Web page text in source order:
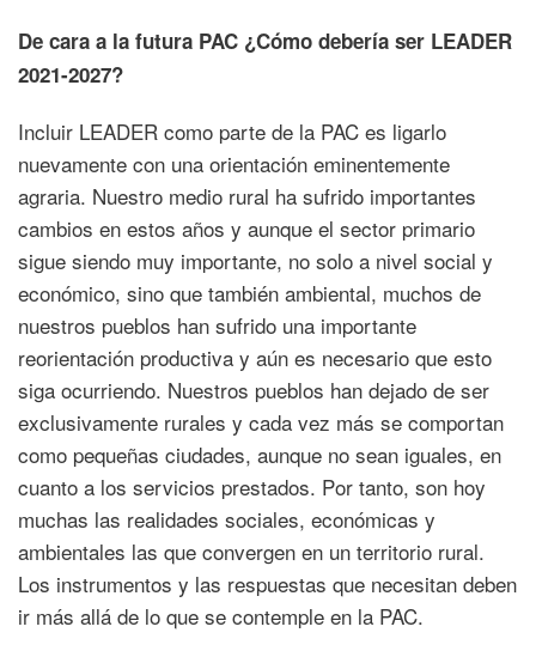
De cara a la futura PAC ¿Cómo debería ser LEADER
2021-2027?
Incluir LEADER como parte de la PAC es ligarlo
nuevamente con una orientación eminentemente
agraria. Nuestro medio rural ha sufrido importantes
cambios en estos años y aunque el sector primario
sigue siendo muy importante, no solo a nivel social y
económico, sino que también ambiental, muchos de
nuestros pueblos han sufrido una importante
reorientación productiva y aún es necesario que esto
siga ocurriendo. Nuestros pueblos han dejado de ser
exclusivamente rurales y cada vez más se comportan
como pequeñas ciudades, aunque no sean iguales, en
cuanto a los servicios prestados. Por tanto, son hoy
muchas las realidades sociales, económicas y
ambientales las que convergen en un territorio rural.
Los instrumentos y las respuestas que necesitan deben
ir más allá de lo que se contemple en la PAC.